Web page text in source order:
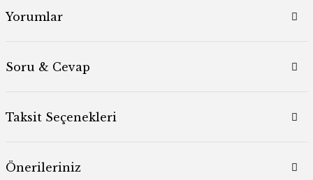
Yorumlar
Soru & Cevap
Taksit Seçenekleri
Önerileriniz